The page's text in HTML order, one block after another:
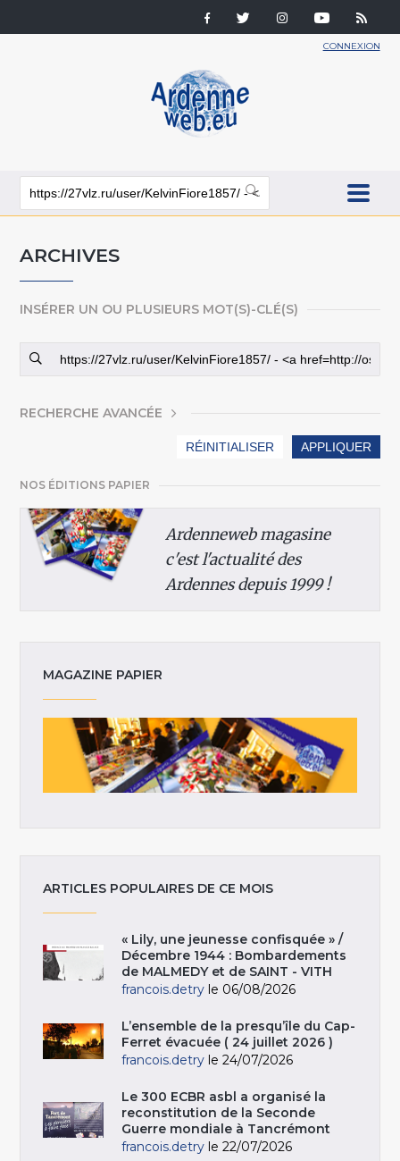
CONNEXION
ARCHIVES
INSÉRER UN OU PLUSIEURS MOT(S)-CLÉ(S)
AFFICHER
RECHERCHE AVANCÉE
NOS ÉDITIONS PAPIER
Ardenneweb magasine
c'est l'actualité des
Ardennes depuis 1999 !
MAGAZINE PAPIER
ARTICLES POPULAIRES DE CE MOIS
« Lily, une jeunesse confisquée » /
Décembre 1944 : Bombardements
de MALMEDY et de SAINT - VITH
francois.detry le 06/08/2026
L’ensemble de la presqu’île du Cap-
Ferret évacuée ( 24 juillet 2026 )
francois.detry le 24/07/2026
Le 300 ECBR asbl a organisé la
reconstitution de la Seconde
Guerre mondiale à Tancrémont
francois.detry le 22/07/2026